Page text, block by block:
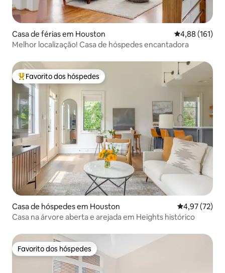
Casa de férias em Houston Classificação
4,88 (161)
Melhor localização! Casa de hóspedes encantadora
Favoritos dos hóspedes mais apreciados
Favorito dos hóspedes
Casa de hóspedes em Houston Classificação
4,97 (72)
Casa na árvore aberta e arejada em Heights histórico
Favorito dos hóspedes
Favorito dos hóspedes